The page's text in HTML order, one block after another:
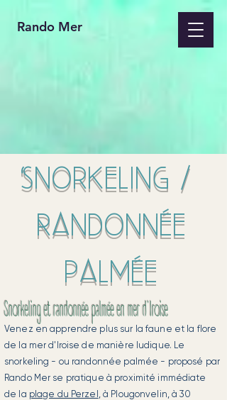
Rando Mer
Snorkeling /
Randonnée
palmée
Snorkeling et randonnée palmée en mer d'Iroise
Venez en apprendre plus sur la faune et la flore
de la mer d'Iroise de manière ludique. Le
snorkeling - ou randonnée palmée - proposé par
Rando Mer se pratique à proximité immédiate
de la plage du Perzel , à Plougonvelin, à 30